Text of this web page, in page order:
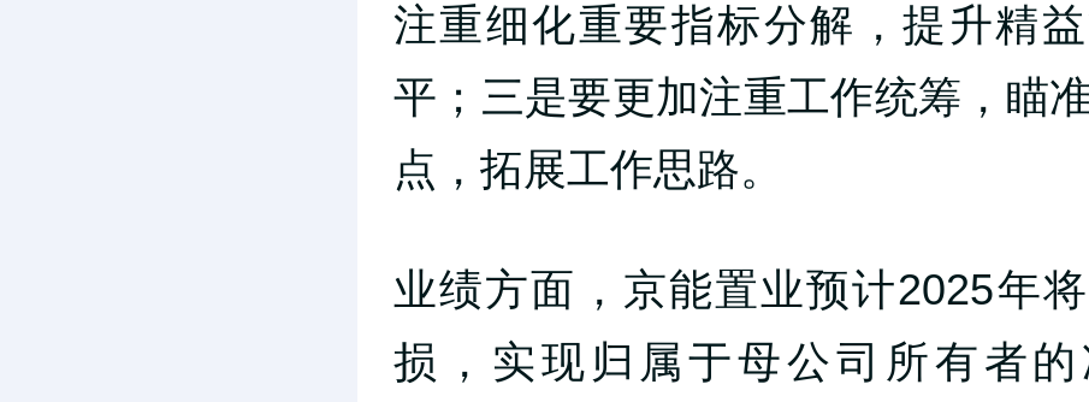
注重细化重要指标分解，提升精
平；三是要更加注重工作统筹，瞄
点，拓展工作思路。
业绩方面，京能置业预计2025年
损，实现归属于母公司所有者的